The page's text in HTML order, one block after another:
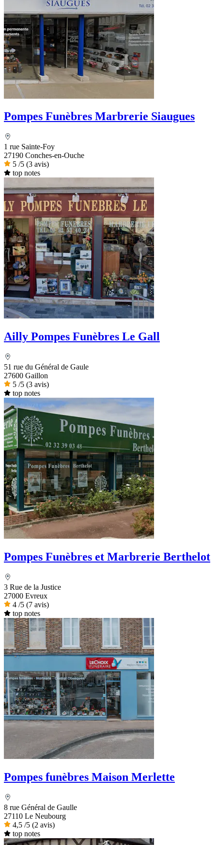
Pompes Funèbres Marbrerie Siaugues
1 rue Sainte-Foy
27190 Conches-en-Ouche
5 /5 (3 avis)
top notes
Ailly Pompes Funèbres Le Gall
51 rue du Général de Gaule
27600 Gaillon
5 /5 (3 avis)
top notes
Pompes Funèbres et Marbrerie Berthelot
3 Rue de la Justice
27000 Evreux
4 /5 (7 avis)
top notes
Pompes funèbres Maison Merlette
8 rue Général de Gaulle
27110 Le Neubourg
4,5 /5 (2 avis)
top notes